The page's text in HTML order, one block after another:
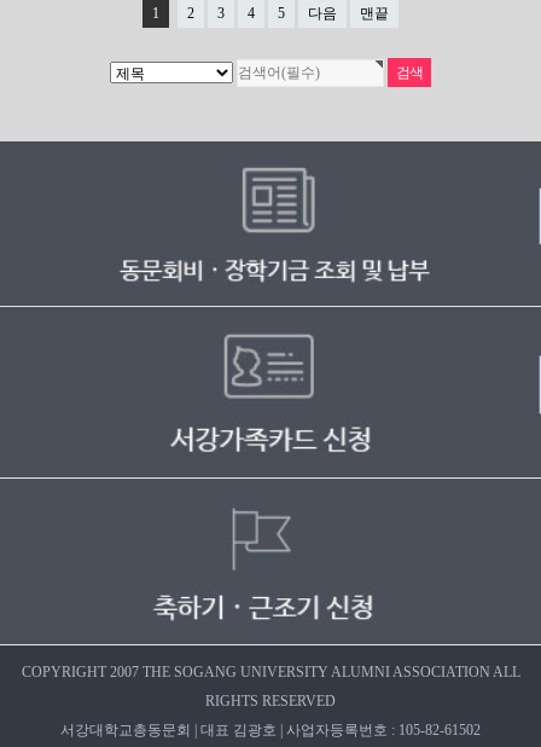
1 2 3 4 5 다음 맨끝
COPYRIGHT 2007 THE SOGANG UNIVERSITY ALUMNI ASSOCIATION ALL
RIGHTS RESERVED
서강대학교총동문회 | 대표 김광호 | 사업자등록번호 : 105-82-61502